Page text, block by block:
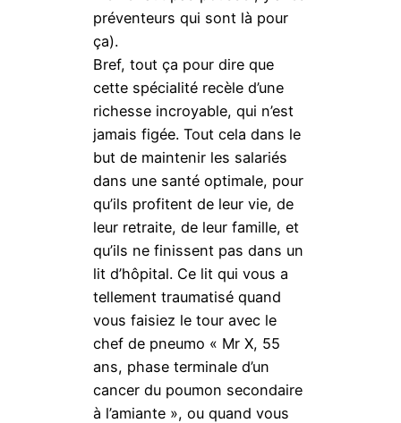
préventeurs qui sont là pour
ça).
Bref, tout ça pour dire que
cette spécialité recèle d’une
richesse incroyable, qui n’est
jamais figée. Tout cela dans le
but de maintenir les salariés
dans une santé optimale, pour
qu’ils profitent de leur vie, de
leur retraite, de leur famille, et
qu’ils ne finissent pas dans un
lit d’hôpital. Ce lit qui vous a
tellement traumatisé quand
vous faisiez le tour avec le
chef de pneumo « Mr X, 55
ans, phase terminale d’un
cancer du poumon secondaire
à l’amiante », ou quand vous